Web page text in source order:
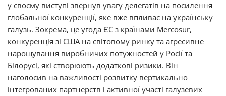
у своєму виступі звернув увагу делегатів на посилення
глобальної конкуренції, яке вже впливає на українську
галузь. Зокрема, це угода ЄС з країнами Mercosur,
конкуренція зі США на світовому ринку та агресивне
нарощування виробничих потужностей у Росії та
Білорусі, які створюють додаткові ризики. Він
наголосив на важливості розвитку вертикально
інтегрованих партнерств і активної участі галузевих